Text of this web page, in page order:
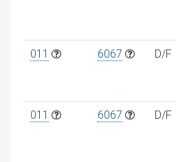
011 6067 D/F
011 6067 D/F